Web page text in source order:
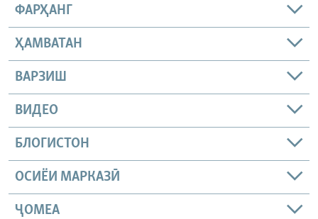
ФАРҲАНГ
ҲАМВАТАН
ВАРЗИШ
ВИДЕО
БЛОГИСТОН
ОСИЁИ МАРКАЗӢ
ҶОМEА